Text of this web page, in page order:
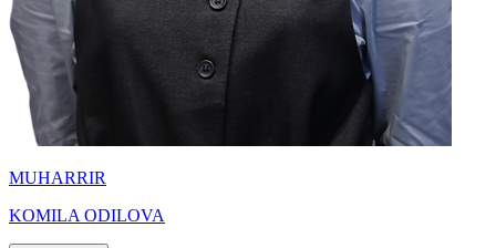
MUHARRIR
KOMILA ODILOVA